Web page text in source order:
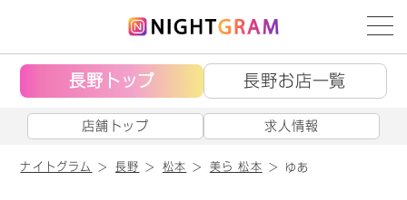
長野トップ 長野お店一覧
店舗トップ 求人情報
ナイトグラム 長野 松本 美ら 松本 ゆあ